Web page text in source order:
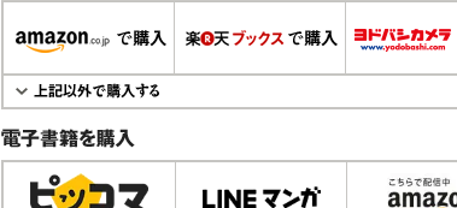
電子書籍で購入